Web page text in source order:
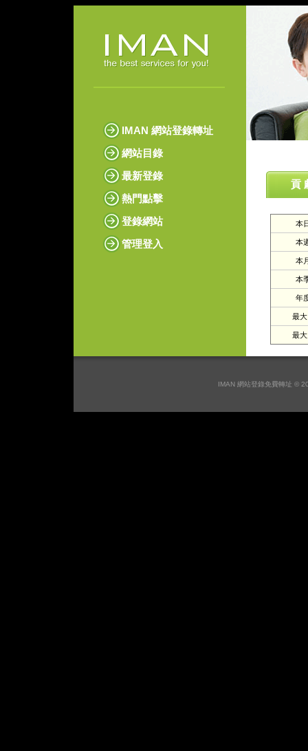
IMAN 網站登錄轉址
網站目錄
最新登錄
熱門點擊
登錄網站
管理登入
貢
本
本
本
本
年
最
最
IMAN 網站登錄免費轉址 ©